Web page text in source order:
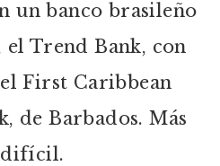
un banco brasileño
el Trend Bank, con
First Caribbean
de Barbados. Más
difícil.